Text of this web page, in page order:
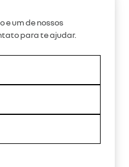
e um de nossos
para te ajudar.